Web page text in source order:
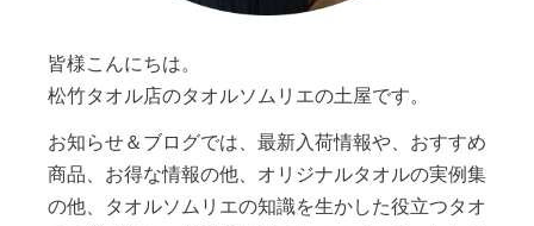
皆様こんにちは。
松竹タオル店のタオルソムリエの土屋です。
お知らせ＆ブログでは、最新入荷情報や、おすすめ
商品、お得な情報の他、オリジナルタオルの実例集
の他、タオルソムリエの知識を生かした役立つタオ